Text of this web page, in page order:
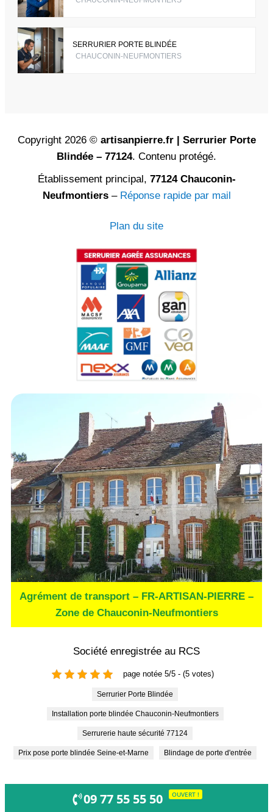
SERRURIER PORTE BLINDÉE
CHAUCONIN-NEUFMONTIERS
Copyright 2026 © artisanpierre.fr | Serrurier Porte
Blindée – 77124. Contenu protégé.
Établissement principal, 77124 Chauconin-
Neufmontiers– Réponse rapide par mail
Plan du site
Agrément de transport – FR-ARTISAN-PIERRE –
Zone de Chauconin-Neufmontiers
Société enregistrée au RCS
page notée 5/5 - (5 votes)
Serrurier Porte Blindée
Installation porte blindée Chauconin-Neufmontiers
Serrurerie haute sécurité 77124
Prix pose porte blindée Seine-et-Marne Blindage de porte d'entrée
09 77 55 55 50 OUVERT !